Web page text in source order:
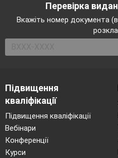
Перевірка
Вкажіть номер документа
Підвищення
кваліфікації
Підвищення кваліфікації
Вебінари
Конференції
Курси